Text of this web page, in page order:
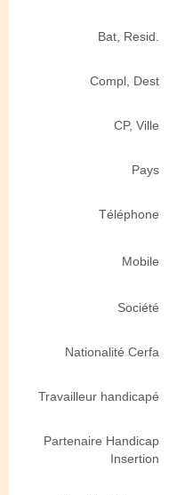
Bat, Resid.
Compl, Dest
CP, Ville
Pays
Téléphone
Mobile
Société
Nationalité Cerfa
Travailleur handicapé
Partenaire Handicap
Insertion